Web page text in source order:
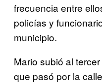
frecuencia entre
policías y
municipio.
Mario subió al
que pasó por la